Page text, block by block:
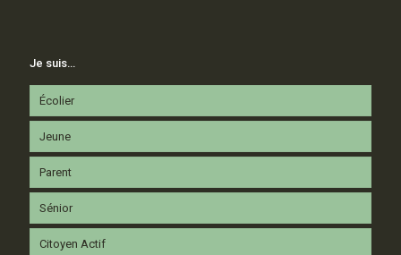
Je suis…
Écolier
Jeune
Parent
Sénior
Citoyen Actif